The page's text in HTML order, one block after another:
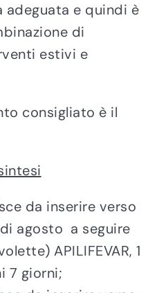
adeguata e quindi è
di
estivi e
consigliato è il
da inserire verso
agosto a seguire
APILIFEVAR, 1
7 giorni;